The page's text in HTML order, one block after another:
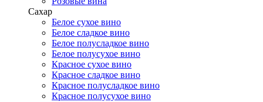
Сахар
Белое сухое вино
Белое сладкое вино
Белое полусладкое вино
Белое полусухое вино
Красное сухое вино
Красное сладкое вино
Красное полусладкое вино
Красное полусухое вино